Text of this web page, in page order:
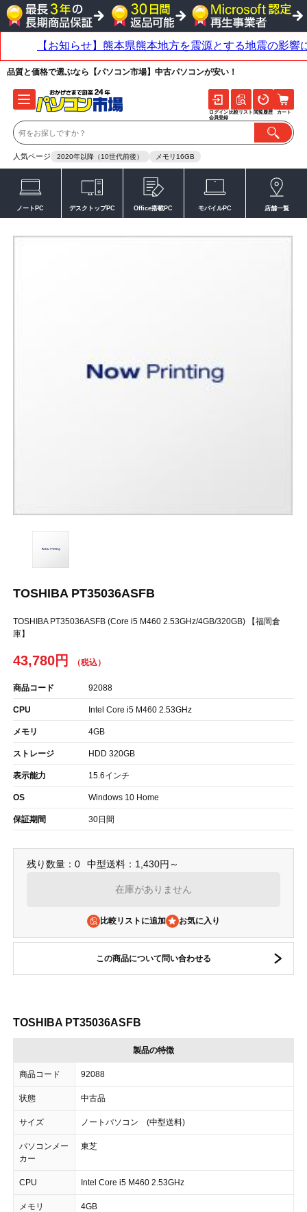
品質と価格で選ぶなら【パソコン市場】中古パソコンが安い！
人気ページ 2020年以降（10世代前後） メモリ16GB
ログイン
会員登録
比較リスト 閲覧履歴 カート
ノートPC デスクトップPC Office搭載PC モバイルPC 店舗一覧
TOSHIBA PT35036ASFB
TOSHIBA PT35036ASFB (Core i5 M460 2.53GHz/4GB/320GB) 【福岡倉
庫】
43,780円
商品コード 92088
CPU Intel Core i5 M460 2.53GHz
メモリ 4GB
ストレージ HDD 320GB
表示能力 15.6インチ
OS Windows 10 Home
保証期間 30日間
残り数量：0 中型送料：1,430円～
在庫がありません
比較リストに追加
この商品について問い合わせる
TOSHIBA PT35036ASFB
製品の特徴
商品コード 92088
状態 中古品
サイズ ノートパソコン (中型送料)
パソコンメー
カー
東芝
CPU Intel Core i5 M460 2.53GHz
メモリ 4GB